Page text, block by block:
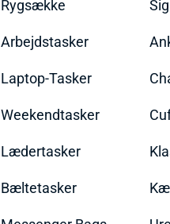
Rygsække
Arbejdstasker
Laptop-Tasker
Weekendtasker
Lædertasker
Bæltetasker